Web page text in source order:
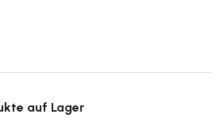
auf Lager